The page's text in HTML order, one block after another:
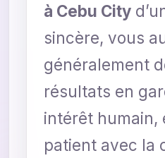
à Cebu City
sincère, vous
généralement
résultats en
intérêt humain,
patient avec la